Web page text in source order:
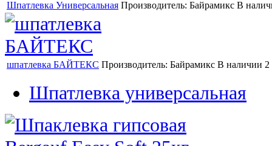
Шпатлевка Универсальная Производитель: Байрамикс В
шпатлевка БАЙТЕКС Производитель: Байрамикс В наличии 2
Шпатлевка универсальная